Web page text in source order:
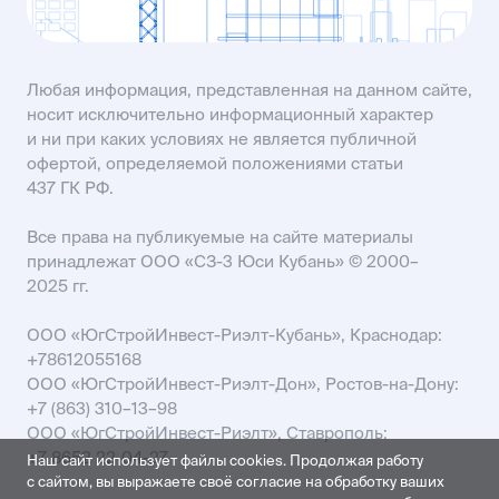
Любая информация, представленная на данном сайте,
носит исключительно информационный характер
и ни при каких условиях не является публичной
офертой, определяемой положениями статьи
437 ГК РФ.
Все права на публикуемые на сайте материалы
принадлежат ООО «СЗ-3 Юси Кубань» © 2000–
2025 гг.
ООО «ЮгСтройИнвест-Риэлт-Кубань», Краснодар:
+78612055168
ООО «ЮгСтройИнвест-Риэлт-Дон», Ростов-на-Дону:
+7 (863) 310–13–98
ООО «ЮгСтройИнвест-Риэлт», Ставрополь:
+7 8652 22-04-27
Наш сайт использует файлы cookies. Продолжая работу
с сайтом, вы выражаете своё согласие на обработку ваших